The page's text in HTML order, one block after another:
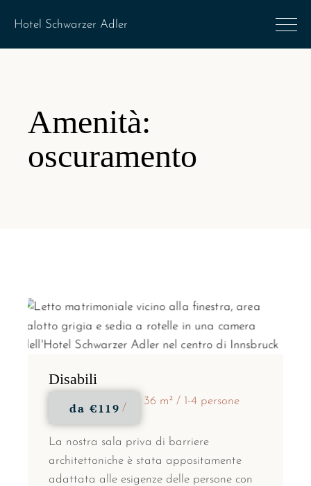
Amenità:
oscuramento
Disabili
da €119 36 m² 1-4 persone
La nostra sala priva di barriere
architettoniche è stata appositamente
adattata alle esigenze delle persone con